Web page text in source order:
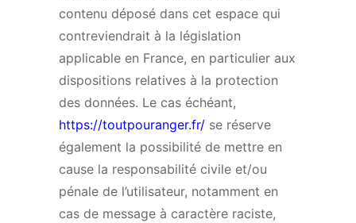
contenu déposé dans cet espace qui
contreviendrait à la législation
applicable en France, en particulier aux
dispositions relatives à la protection
des données. Le cas échéant,
https://toutpouranger.fr/ se réserve
également la possibilité de mettre en
cause la responsabilité civile et/ou
pénale de l’utilisateur, notamment en
cas de message à caractère raciste,